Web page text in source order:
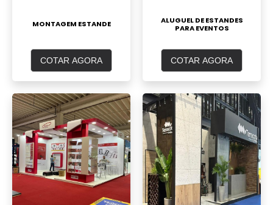
MONTAGEM ESTANDE
COTAR AGORA
ALUGUEL DE ESTANDES
PARA EVENTOS
COTAR AGORA